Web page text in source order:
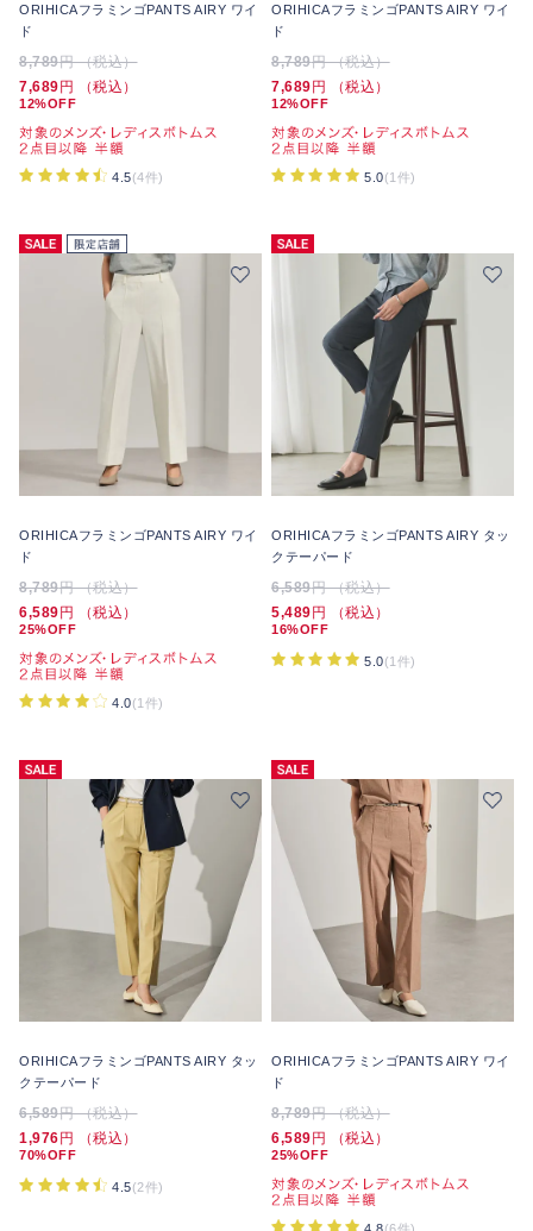
ORIHICAフラミンゴPANTS AIRY ワイ
ド
8,789円 （税込）
7,689 円 （税込）
12%OFF
4.5(4件)
ORIHICAフラミンゴPANTS AIRY ワイ
ド
8,789円 （税込）
7,689 円 （税込）
12%OFF
5.0(1件)
ORIHICAフラミンゴPANTS AIRY ワイ
ド
8,789円 （税込）
6,589 円 （税込）
25%OFF
4.0(1件)
ORIHICAフラミンゴPANTS AIRY タッ
クテーパード
6,589円 （税込）
5,489 円 （税込）
16%OFF
5.0(1件)
ORIHICAフラミンゴPANTS AIRY タッ
クテーパード
6,589円 （税込）
1,976 円 （税込）
70%OFF
4.5(2件)
ORIHICAフラミンゴPANTS AIRY ワイ
ド
8,789円 （税込）
6,589 円 （税込）
25%OFF